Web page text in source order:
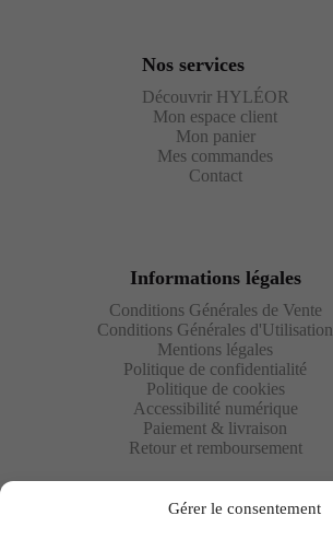
Gérer le consentement
Nos services
Découvrir HYLÉOR
Mon espace client
Mon panier
Mes commandes
Contact
Informations légales
Conditions Générales de Vente
Conditions Générales d'Utilisation
Mentions légales
Politique de confidentialité
Politique de cookies
Accessibilité numérique
Paiement & livraison
Retour et remboursement